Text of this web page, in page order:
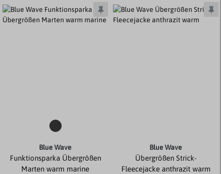
Blue Wave
Funktionsparka Übergrößen
Marten warm marine
Blue Wave
Übergrößen Strick-
Fleecejacke anthrazit warm